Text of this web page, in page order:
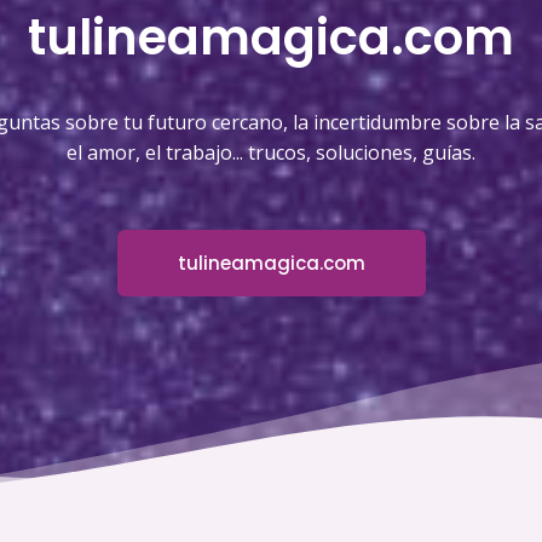
tulineamagica.com
sobre tu futuro cercano, la incertidumbre sobre la
el amor, el trabajo... trucos, soluciones, guías.
tulineamagica.com